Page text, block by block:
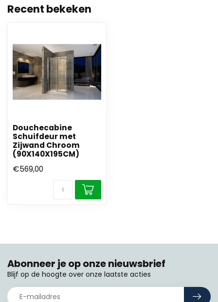
Recent bekeken
Douchecabine
Schuifdeur met
Zijwand Chroom
(90X140X195CM)
€569,00
Abonneer je op onze nieuwsbrief
Blijf op de hoogte over onze laatste acties